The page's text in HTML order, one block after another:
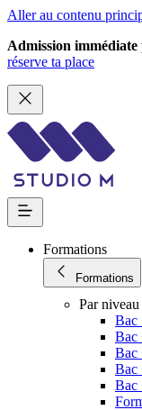
Aller au contenu
Admission
réserve ta place
Formations
Formations
Par niveau
Bac
Bac
Bac
Bac
Bac